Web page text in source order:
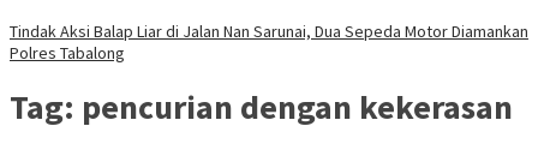
Tindak Aksi Balap Liar di Jalan Nan Sarunai, Dua Sepeda Motor Diamankan
Polres Tabalong
Tag: pencurian dengan kekerasan